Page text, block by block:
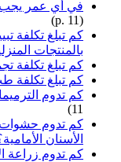
في أي عمر يجب
(p. 11)
كم تبلغ تكلفة
بالمنتجات
كم تبلغ تكلفة
كم تبلغ تكلفة
كم تدوم
11)
كم تدوم حشوات
الأسنان
كم تدوم زراعة